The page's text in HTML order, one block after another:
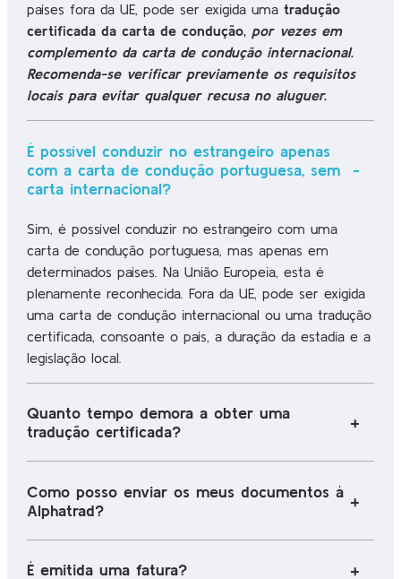
países fora da UE, pode ser exigida umatradução
certificada da carta de condução, por vezes em
complemento da carta de condução internacional.
Recomenda-se verificar previamente os requisitos
locais para evitar qualquer recusa no aluguer.
É possível conduzir no estrangeiro apenas
com a carta de condução portuguesa, sem
carta internacional?
Sim, é possível conduzir no estrangeiro com uma
carta de condução portuguesa, mas apenas em
determinados países. Na União Europeia, esta é
plenamente reconhecida. Fora da UE, pode ser exigida
uma carta de condução internacional ou uma tradução
certificada, consoante o país, a duração da estadia e a
legislação local.
Quanto tempo demora a obter uma
tradução certificada?
Como posso enviar os meus documentos à
Alphatrad?
É emitida uma fatura?